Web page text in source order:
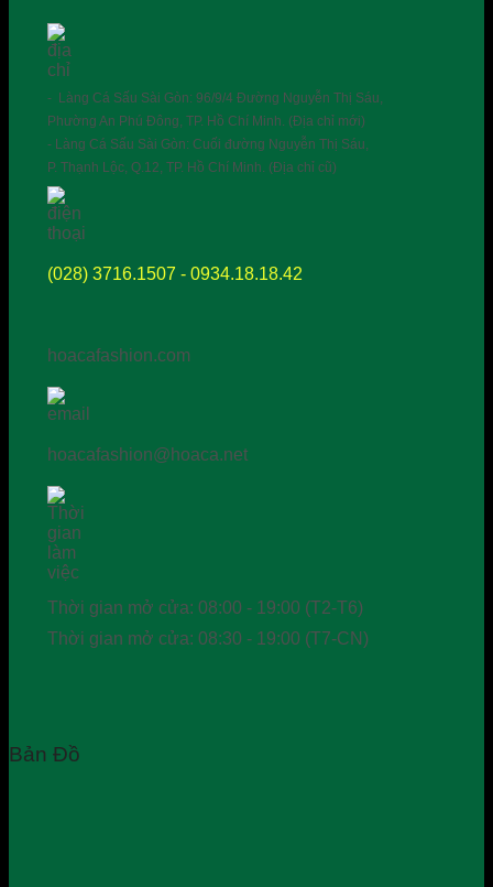
- Làng Cá Sấu Sài Gòn: 96/9/4 Đường Nguyễn Thị Sáu,
Phường An Phú Đông, TP. Hồ Chí Minh. (Địa chỉ mới)
- Làng Cá Sấu Sài Gòn: Cuối đường Nguyễn Thị Sáu,
P. Thạnh Lộc, Q.12, TP. Hồ Chí Minh. (Địa chỉ cũ)
(028) 3716.1507 - 0934.18.18.42
hoacafashion.com
hoacafashion@hoaca.net
Thời gian mở cửa: 08:00 - 19:00 (T2-T6)
Thời gian mở cửa: 08:30 - 19:00 (T7-CN)
Bản Đồ